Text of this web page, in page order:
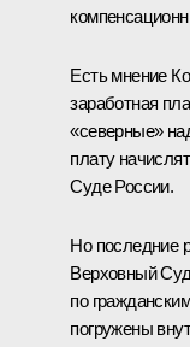
Есть мнение
заработная
«северные»
плату
Суде России.
Но последние
Верховный
по
погружены